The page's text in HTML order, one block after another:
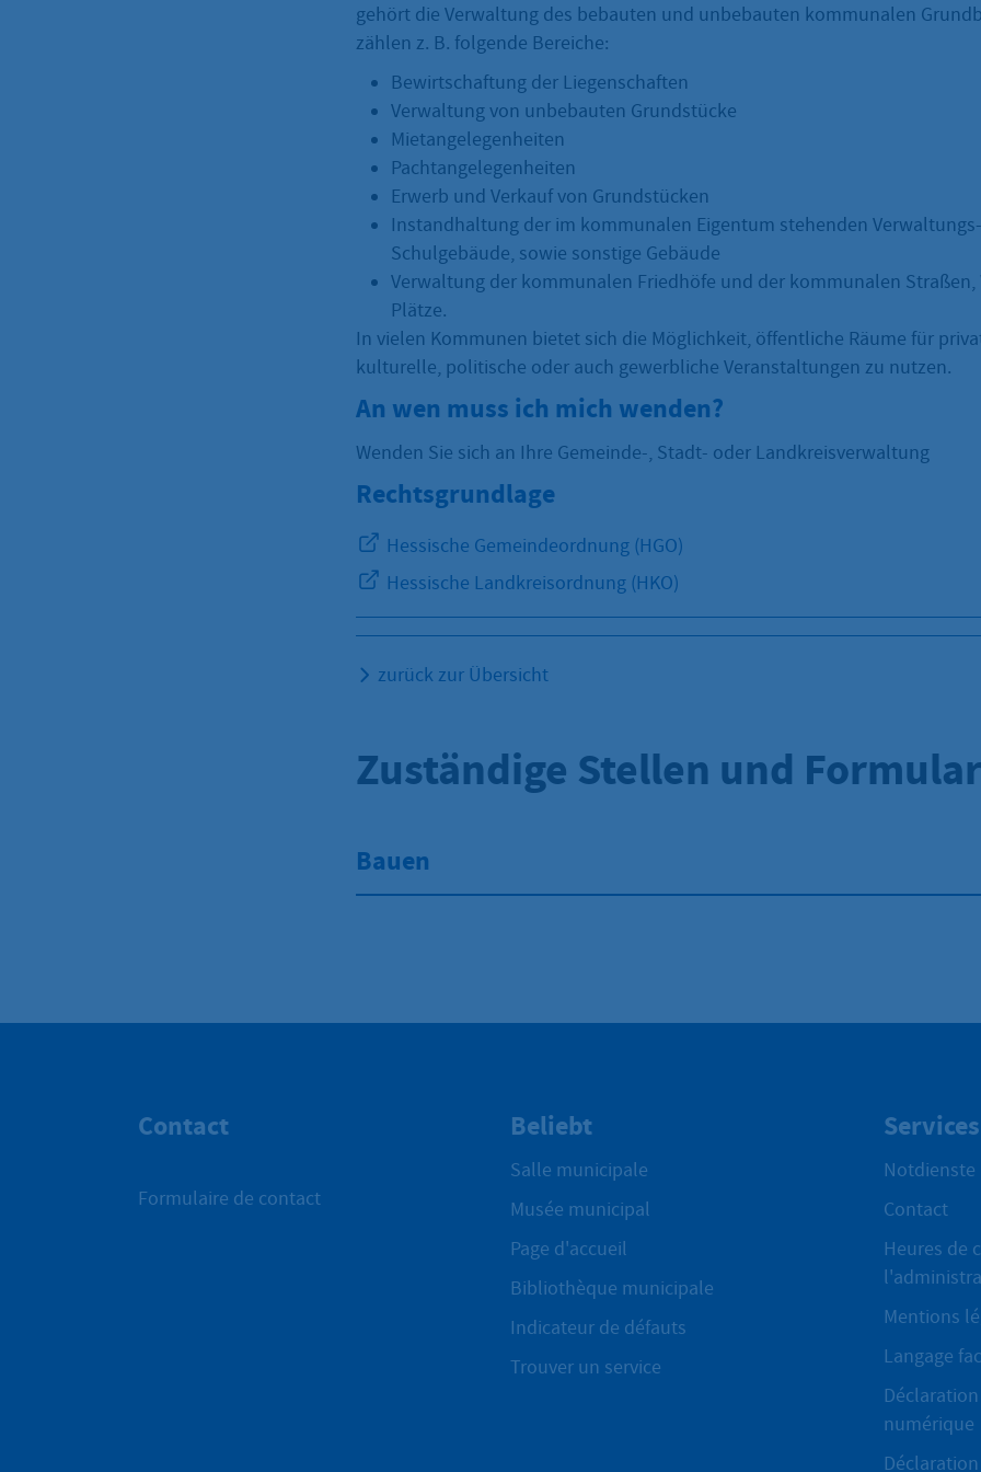
gehört die Verwaltung des bebauten und unbebauten kommunalen
zählen z. B. folgende Bereiche:
Bewirtschaftung der Liegenschaften
Verwaltung von unbebauten Grundstücke
Mietangelegenheiten
Pachtangelegenheiten
Erwerb und Verkauf von Grundstücken
Instandhaltung der im kommunalen Eigentum stehenden
Schulgebäude, sowie sonstige Gebäude
Verwaltung der kommunalen Friedhöfe und der kommunalen Straßen,
Plätze.
In vielen Kommunen bietet sich die Möglichkeit, öffentliche Räume für
kulturelle, politische oder auch gewerbliche Veranstaltungen zu nutzen.
An wen muss ich mich wenden?
Wenden Sie sich an Ihre Gemeinde-, Stadt- oder Landkreisverwaltung
Rechtsgrundlage
Hessische Gemeindeordnung (HGO)
Hessische Landkreisordnung (HKO)
zurück zur Übersicht
Zuständige Stellen und
Bauen
Contact
Formulaire de contact
Beliebt
Salle municipale
Musée municipal
Page d'accueil
Bibliothèque municipale
Indicateur de défauts
Trouver un service
Services
Notdienste
Contact
Heures de
Mentions
Langage
numérique